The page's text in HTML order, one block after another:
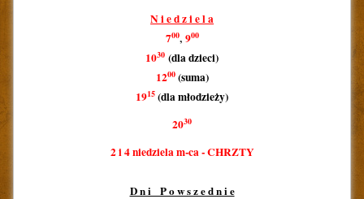
N i e d z i e l a
700,900
1030 (dla dzieci)
1200 (suma)
1915 (dla młodzieży)
2030
2 i 4 niedziela m-ca - CHRZTY
D n i P o w s z e d n i e